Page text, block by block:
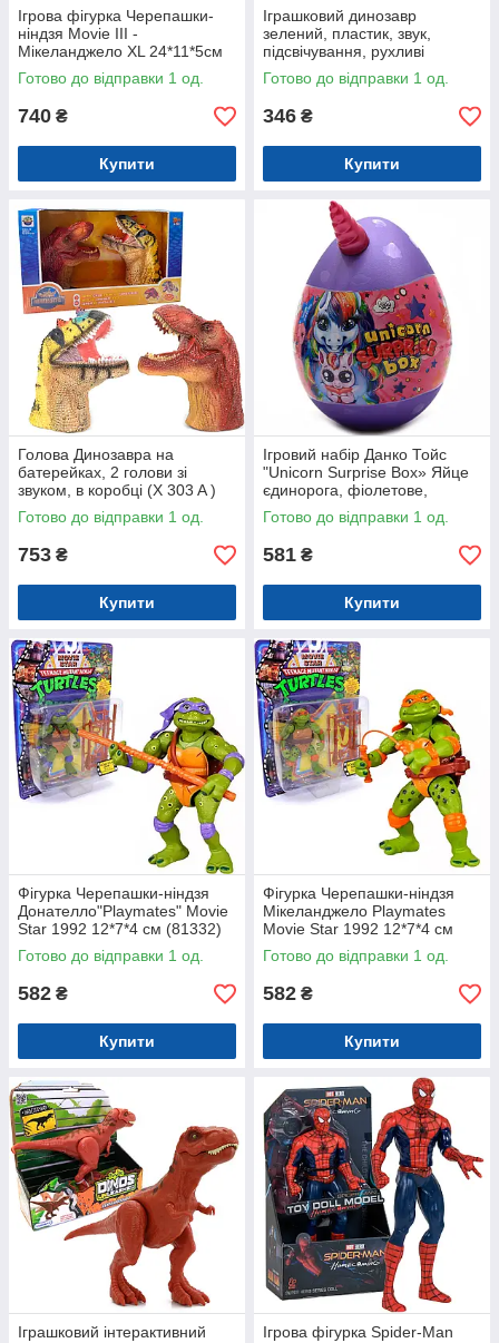
Ігрова фігурка Черепашки-
ніндзя Мovie III -
Мікеланджело XL 24*11*5см
(83223)
Готово до відправки 1 од.
740 ₴
Купити
Іграшковий динозавр
зелений, пластик, звук,
підсвічування, рухливі
кінцівки, 10*29*15см (NY083-
A)
Готово до відправки 1 од.
346 ₴
Купити
Голова Динозавра на
батерейках, 2 голови зі
звуком, в коробці (X 303 A )
Готово до відправки 1 од.
753 ₴
Купити
Ігровий набір Данко Тойс
"Unicorn Surprise Box» Яйце
єдинорога, фіолетове,
українську мову, 30х20 см
(USB-01-01U)
Готово до відправки 1 од.
581 ₴
Купити
Фігурка Черепашки-ніндзя
Донателло"Playmates" Movie
Star 1992 12*7*4 см (81332)
Готово до відправки 1 од.
582 ₴
Купити
Фігурка Черепашки-ніндзя
Мікеланджело Playmates
Movie Star 1992 12*7*4 см
(81333)
Готово до відправки 1 од.
582 ₴
Купити
Іграшковий інтерактивний
Ігрова фігурка Spider-Man